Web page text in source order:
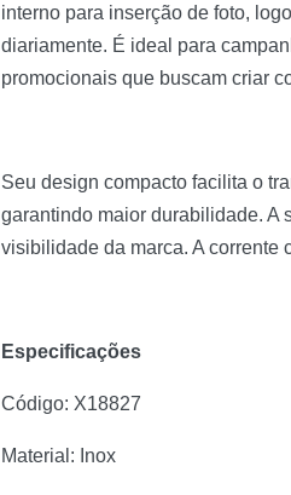
interno para inserção de foto,
diariamente. É ideal para
promocionais que buscam criar
Seu design compacto facilita o
garantindo maior durabilidade. A
visibilidade da marca. A corrente
Especificações
Código: X18827
Material: Inox